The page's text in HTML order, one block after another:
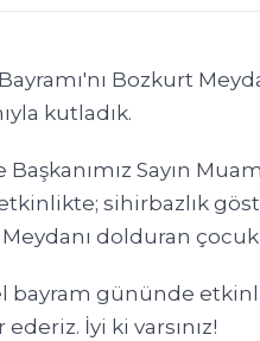
Bozkurt
kutladık.
Başkanımız Sayın
sihirbazlık
Meydanı dolduran
bayram gününde
İyi ki varsınız!